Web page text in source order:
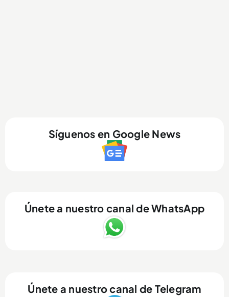
Síguenos en Google News
Únete a nuestro canal de WhatsApp
Únete a nuestro canal de Telegram